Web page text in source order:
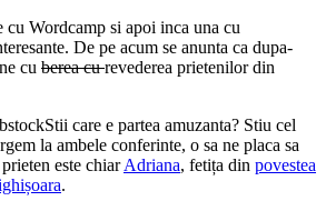
cu Wordcamp si apoi inca una cu
De pe acum se anunta ca dupa-
cu berea curevederea prietenilor din
Stii care e partea amuzanta? Stiu cel
la ambele conferinte, o sa ne placa sa
este chiarAdriana, fetița din povestea
.